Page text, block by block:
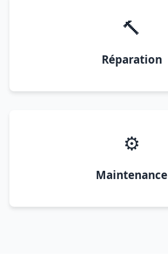
🔨
Réparation
⚙️
Maintenance